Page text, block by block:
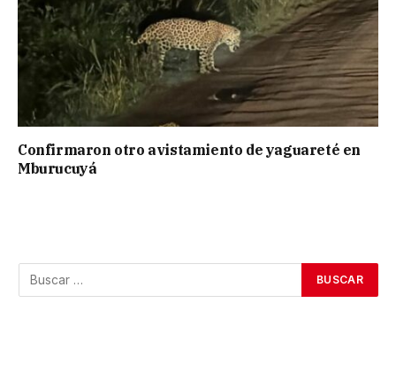
Confirmaron otro avistamiento de yaguareté en
Mburucuyá